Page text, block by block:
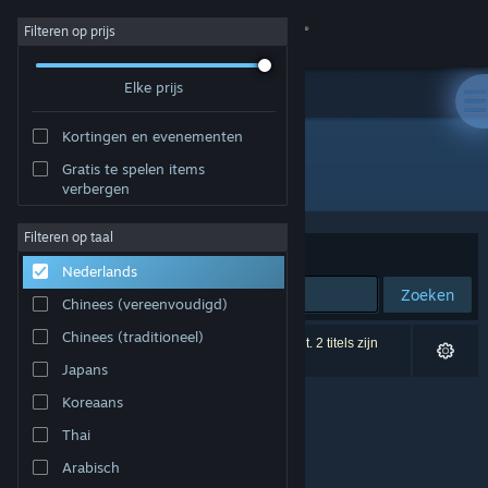
Inloggen
Community
Over
Ondersteuning
Taal wijzigen
Download de mobiele Steam-app
Desktopwebsite weergeven
Filteren op prijs
Elke prijs
Kortingen en evenementen
Gratis te spelen items
verbergen
Filteren op taal
Nederlands
Chinees (vereenvoudigd)
Chinees (traditioneel)
Japans
Koreaans
Thai
Arabisch
Ontwikkelaar: Horrendous Games
Sorteren op Relevantie
Zoeken
0 resultaten komen overeen met je zoekopdracht. 2 titels zijn
uitgesloten op basis van je voorkeuren.